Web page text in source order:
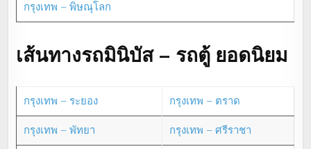
กรุงเทพ – พิษณุโลก
เส้นทางรถมินิบัส – รถตู้ ยอดนิยม
กรุงเทพ – ระยอง กรุงเทพ – ตราด
กรุงเทพ – พัทยา กรุงเทพ – ศรีราชา